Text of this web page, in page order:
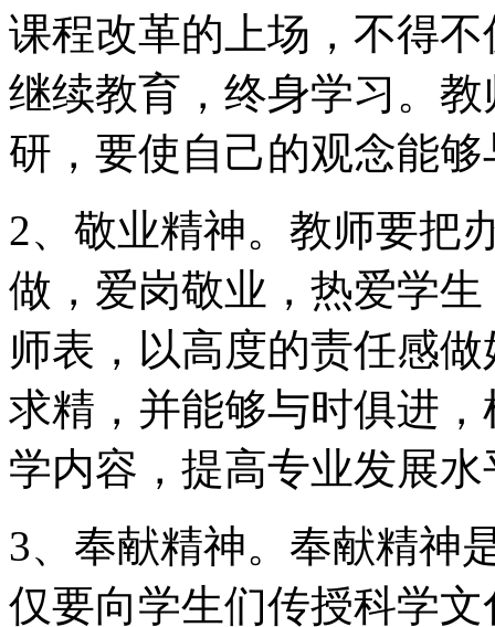
课程改革的上场，不得
继续教育，终身学习。
研，要使自己的观念能
2、敬业精神。教师要把
做，爱岗敬业，热爱学
师表，以高度的责任感
求精，并能够与时俱进
学内容，提高专业发展水
3、奉献精神。奉献精神
仅要向学生们传授科学